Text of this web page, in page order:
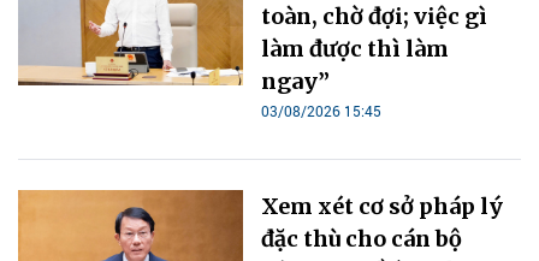
toàn, chờ đợi; việc gì
làm được thì làm
ngay”
03/08/2026 15:45
Xem xét cơ sở pháp lý
đặc thù cho cán bộ